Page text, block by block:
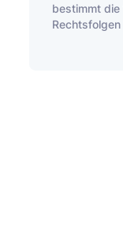
bestimmt die